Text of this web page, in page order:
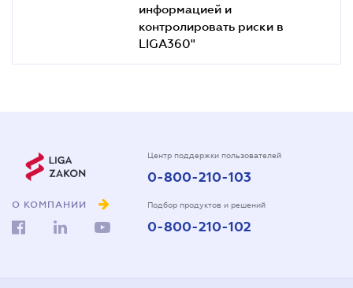
информацией и
контролировать риски в
LIGA360"
О КОМПАНИИ
Центр поддержки пользователей
0-800-210-103
Подбор продуктов и решений
0-800-210-102